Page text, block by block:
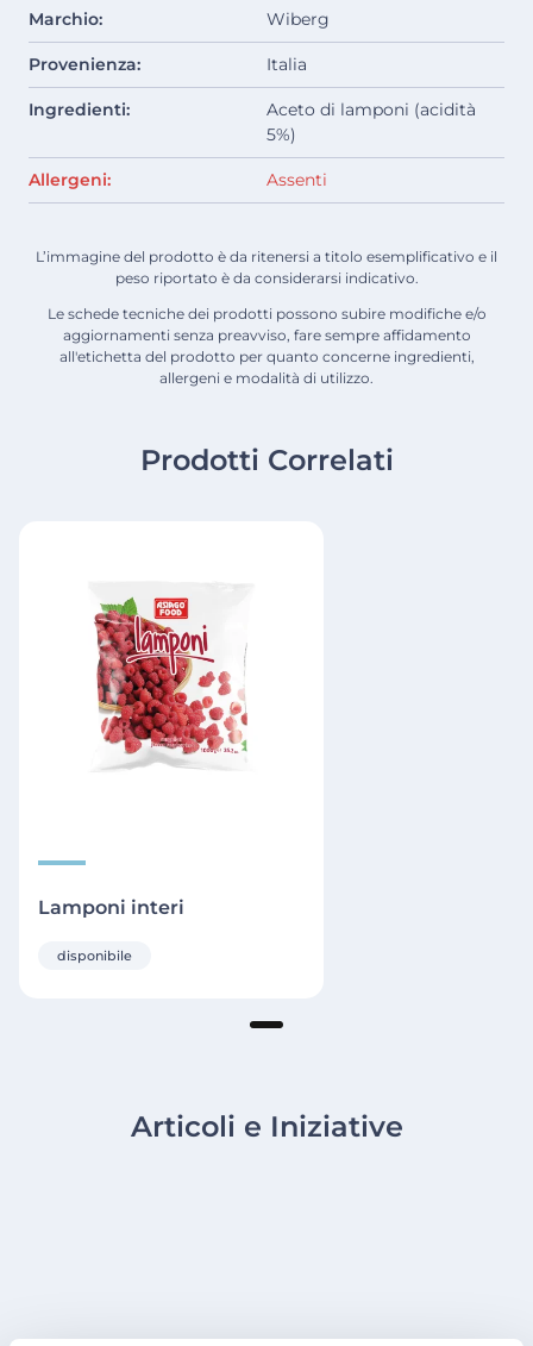
Marchio: Wiberg
Provenienza: Italia
Ingredienti:
Aceto di lamponi (acidità
5%)
Allergeni: Assenti
L’immagine del prodotto è da ritenersi a titolo esemplificativo e il
peso riportato è da considerarsi indicativo.
Le schede tecniche dei prodotti possono subire modifiche e/o
aggiornamenti senza preavviso, fare sempre affidamento
all'etichetta del prodotto per quanto concerne ingredienti,
allergeni e modalità di utilizzo.
Prodotti Correlati
Lamponi interi
disponibile
Articoli e Iniziative